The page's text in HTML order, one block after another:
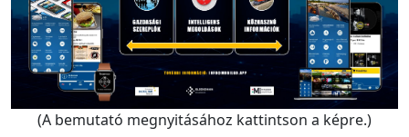
(A bemutató megnyitásához kattintson a képre.)